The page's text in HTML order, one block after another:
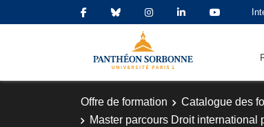
Offre de formation Catalogue des
Master parcours Droit international